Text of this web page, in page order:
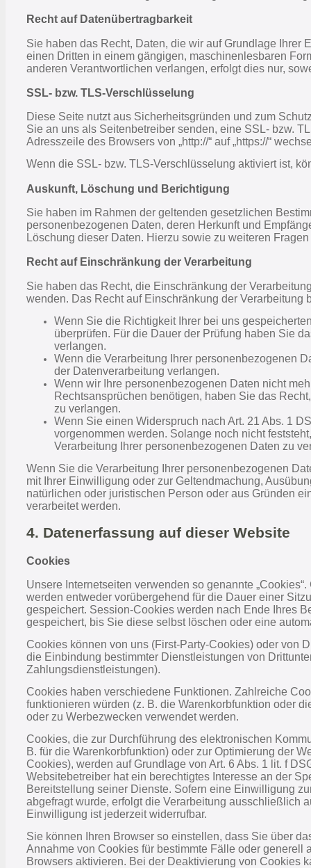
Recht auf Daten­übertrag­barkeit
Sie haben das Recht, Daten, die wir auf Grundlage Ihrer
einen Dritten in einem gängigen, maschinenlesbaren
anderen Verantwortlichen verlangen, erfolgt dies nur,
SSL- bzw. TLS-Verschlüsselung
Diese Seite nutzt aus Sicherheitsgründen und zum
Sie an uns als Seitenbetreiber senden, eine SSL- bzw.
Adresszeile des Browsers von „http://“ auf „https://“
Wenn die SSL- bzw. TLS-Verschlüsselung aktiviert ist,
Auskunft, Löschung und Berichtigung
Sie haben im Rahmen der geltenden gesetzlichen
personenbezogenen Daten, deren Herkunft und
Löschung dieser Daten. Hierzu sowie zu weiteren
Recht auf Einschränkung der Verarbeitung
Sie haben das Recht, die Einschränkung der
wenden. Das Recht auf Einschränkung der Verarbeitung
Wenn Sie die Richtigkeit Ihrer bei uns
überprüfen. Für die Dauer der Prüfung haben Sie
verlangen.
Wenn die Verarbeitung Ihrer personenbezogenen
der Datenverarbeitung verlangen.
Wenn wir Ihre personenbezogenen Daten nicht
Rechtsansprüchen benötigen, haben Sie das
zu verlangen.
Wenn Sie einen Widerspruch nach Art. 21 Abs. 1
vorgenommen werden. Solange noch nicht
Verarbeitung Ihrer personenbezogenen Daten zu
Wenn Sie die Verarbeitung Ihrer personenbezogenen
mit Ihrer Einwilligung oder zur Geltendmachung,
natürlichen oder juristischen Person oder aus Gründen
verarbeitet werden.
4. Datenerfassung auf dieser Website
Cookies
Unsere Internetseiten verwenden so genannte
werden entweder vorübergehend für die Dauer einer
gespeichert. Session-Cookies werden nach Ende Ihres
gespeichert, bis Sie diese selbst löschen oder eine
Cookies können von uns (First-Party-Cookies) oder von
die Einbindung bestimmter Dienstleistungen von
Zahlungsdienstleistungen).
Cookies haben verschiedene Funktionen. Zahlreiche
funktionieren würden (z. B. die Warenkorbfunktion oder
oder zu Werbezwecken verwendet werden.
Cookies, die zur Durchführung des elektronischen
B. für die Warenkorbfunktion) oder zur Optimierung der
Cookies), werden auf Grundlage von Art. 6 Abs. 1 lit. f
Websitebetreiber hat ein berechtigtes Interesse an der
Bereitstellung seiner Dienste. Sofern eine Einwilligung
abgefragt wurde, erfolgt die Verarbeitung ausschließlich
Einwilligung ist jederzeit widerrufbar.
Sie können Ihren Browser so einstellen, dass Sie über
Annahme von Cookies für bestimmte Fälle oder
Browsers aktivieren. Bei der Deaktivierung von Cookies